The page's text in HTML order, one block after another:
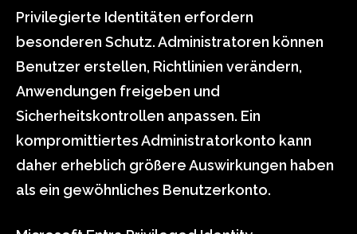
Privilegierte Identitäten erfordern
besonderen Schutz. Administratoren können
Benutzer erstellen, Richtlinien verändern,
Anwendungen freigeben und
Sicherheitskontrollen anpassen. Ein
kompromittiertes Administratorkonto kann
daher erheblich größere Auswirkungen haben
als ein gewöhnliches Benutzerkonto.